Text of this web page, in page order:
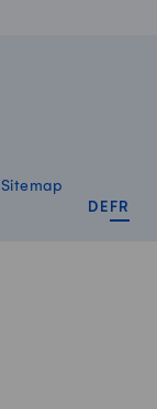
Sitemap
DE FR